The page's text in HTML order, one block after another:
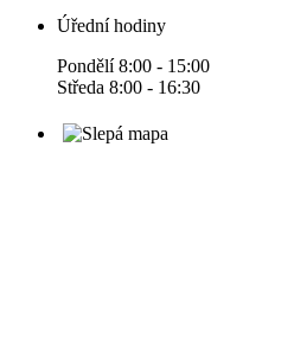
Úřední hodiny
Pondělí 8:00 - 15:00
Středa 8:00 - 16:30